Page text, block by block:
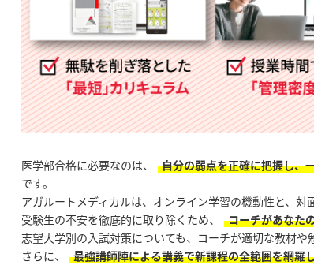
医学部合格に必要なのは、
自分の弱点を正確に把握し、
です。
アガルートメディカルは、オンライン学習の機動性と、対
受験生の不安を徹底的に取り除くため、
コーチがあなた
志望大学別の入試対策についても、コーチが適切な教材や
さらに、
最強講師陣による講義で新課程の全範囲を網羅